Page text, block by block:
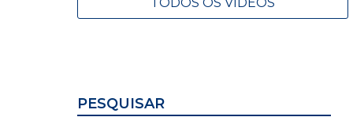
PESQUISAR